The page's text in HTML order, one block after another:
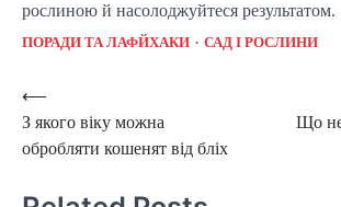
рослиною й насолоджуйтеся результатом.
ПОРАДИ ТА ЛАФЙХАКИ САД І РОСЛИНИ
Post
navigation
⟵
З якого віку можна
обробляти кошенят від бліх
Що